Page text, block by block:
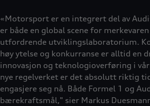
«Motorsport er en integrert del av
er både en global scene for
utfordrende utviklingslaboratorium.
høy ytelse og konkurranse er alltid en
innovasjon og teknologioverføring i
nye regelverket er det absolutt riktig
engasjere seg nå. Både Formel 1 og
bærekraftsmål," sier Markus